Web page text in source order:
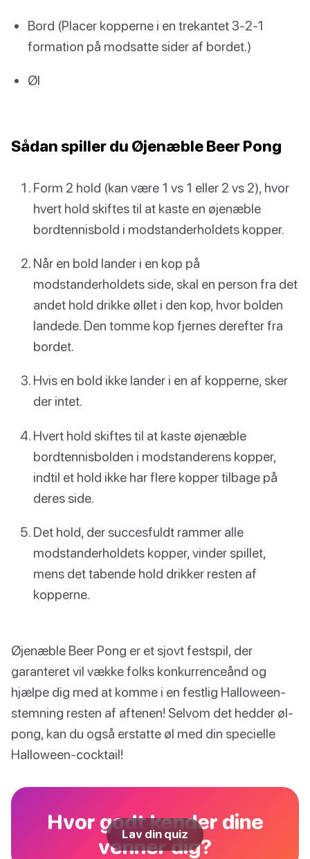
Bord (Placer kopperne i en trekantet 3-2-1
formation på modsatte sider af bordet.)
Øl
Sådan spiller du Øjenæble Beer Pong
Form 2 hold (kan være 1 vs 1 eller 2 vs 2), hvor
hvert hold skiftes til at kaste en øjenæble
bordtennisbold i modstanderholdets kopper.
Når en bold lander i en kop på
modstanderholdets side, skal en person fra det
andet hold drikke øllet i den kop, hvor bolden
landede. Den tomme kop fjernes derefter fra
bordet.
Hvis en bold ikke lander i en af kopperne, sker
der intet.
Hvert hold skiftes til at kaste øjenæble
bordtennisbolden i modstanderens kopper,
indtil et hold ikke har flere kopper tilbage på
deres side.
Det hold, der succesfuldt rammer alle
modstanderholdets kopper, vinder spillet,
mens det tabende hold drikker resten af
kopperne.
Øjenæble Beer Pong er et sjovt festspil, der
garanteret vil vække folks konkurrenceånd og
hjælpe dig med at komme i en festlig Halloween-
stemning resten af aftenen! Selvom det hedder øl-
pong, kan du også erstatte øl med din specielle
Halloween-cocktail!
Hvor godt kender dine
venner dig?
Lav din quiz